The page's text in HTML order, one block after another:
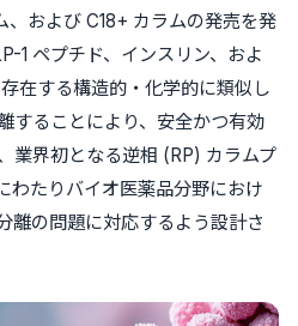
および C18+ カラムの発売を発
1 ペプチド、インスリン、およ
在する構造的・化学的に類似し
することにより、安全かつ有効
業界初となる逆相 (RP) カラムプ
わたりバイオ医薬品分野におけ
離の問題に対応するよう設計さ